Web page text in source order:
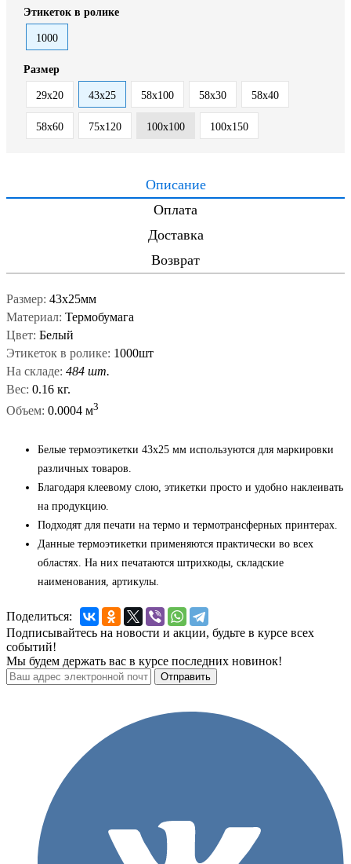
Этикеток в ролике
1000
Размер
29x20 43х25 58x100 58х30 58х40
58х60 75х120 100х100 100х150
Описание
Оплата
Доставка
Возврат
Размер: 43х25мм
Материал: Термобумага
Цвет: Белый
Этикеток в ролике: 1000шт
На складе: 484 шт.
Вес: 0.16 кг.
Объем: 0.0004 м3
Белые термоэтикетки 43x25 мм используются для маркировки
различных товаров.
Благодаря клеевому слою, этикетки просто и удобно наклеивать
на продукцию.
Подходят для печати на термо и термотрансферных принтерах.
Данные термоэтикетки применяются практически во всех
областях. На них печатаются штрихкоды, складские
наименования, артикулы.
Поделиться:
Подписывайтесь на новости и акции, будьте в курсе всех
событий!
Мы будем держать вас в курсе последних новинок!